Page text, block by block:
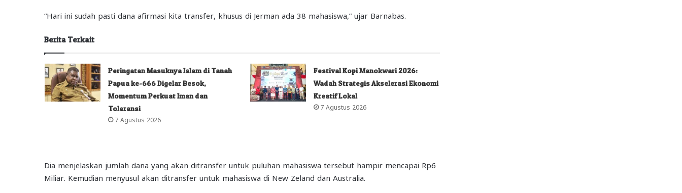
“Hari ini sudah pasti dana afirmasi kita transfer, khusus di Jerman ada 38 mahasiswa,” ujar Barnabas.
Berita Terkait
Peringatan Masuknya Islam di Tanah
Papua ke-666 Digelar Besok,
Momentum Perkuat Iman dan
Toleransi
7 Agustus 2026
Festival Kopi Manokwari 2026:
Wadah Strategis Akselerasi Ekonomi
Kreatif Lokal
7 Agustus 2026
Dia menjelaskan jumlah dana yang akan ditransfer untuk puluhan mahasiswa tersebut hampir mencapai Rp6
Miliar. Kemudian menyusul akan ditransfer untuk mahasiswa di New Zeland dan Australia.